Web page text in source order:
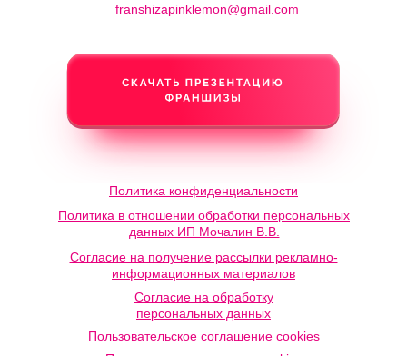
Пользовательское соглашение cookies
franshizapinklemon@gmail.com
Политика конфиденциальности
Согласие на получение рассылки рекламно-
информационных материалов
Согласие на обработку
персональных данных
Политика в отношении обработки персональных
данных ИП Мочалин В.В.